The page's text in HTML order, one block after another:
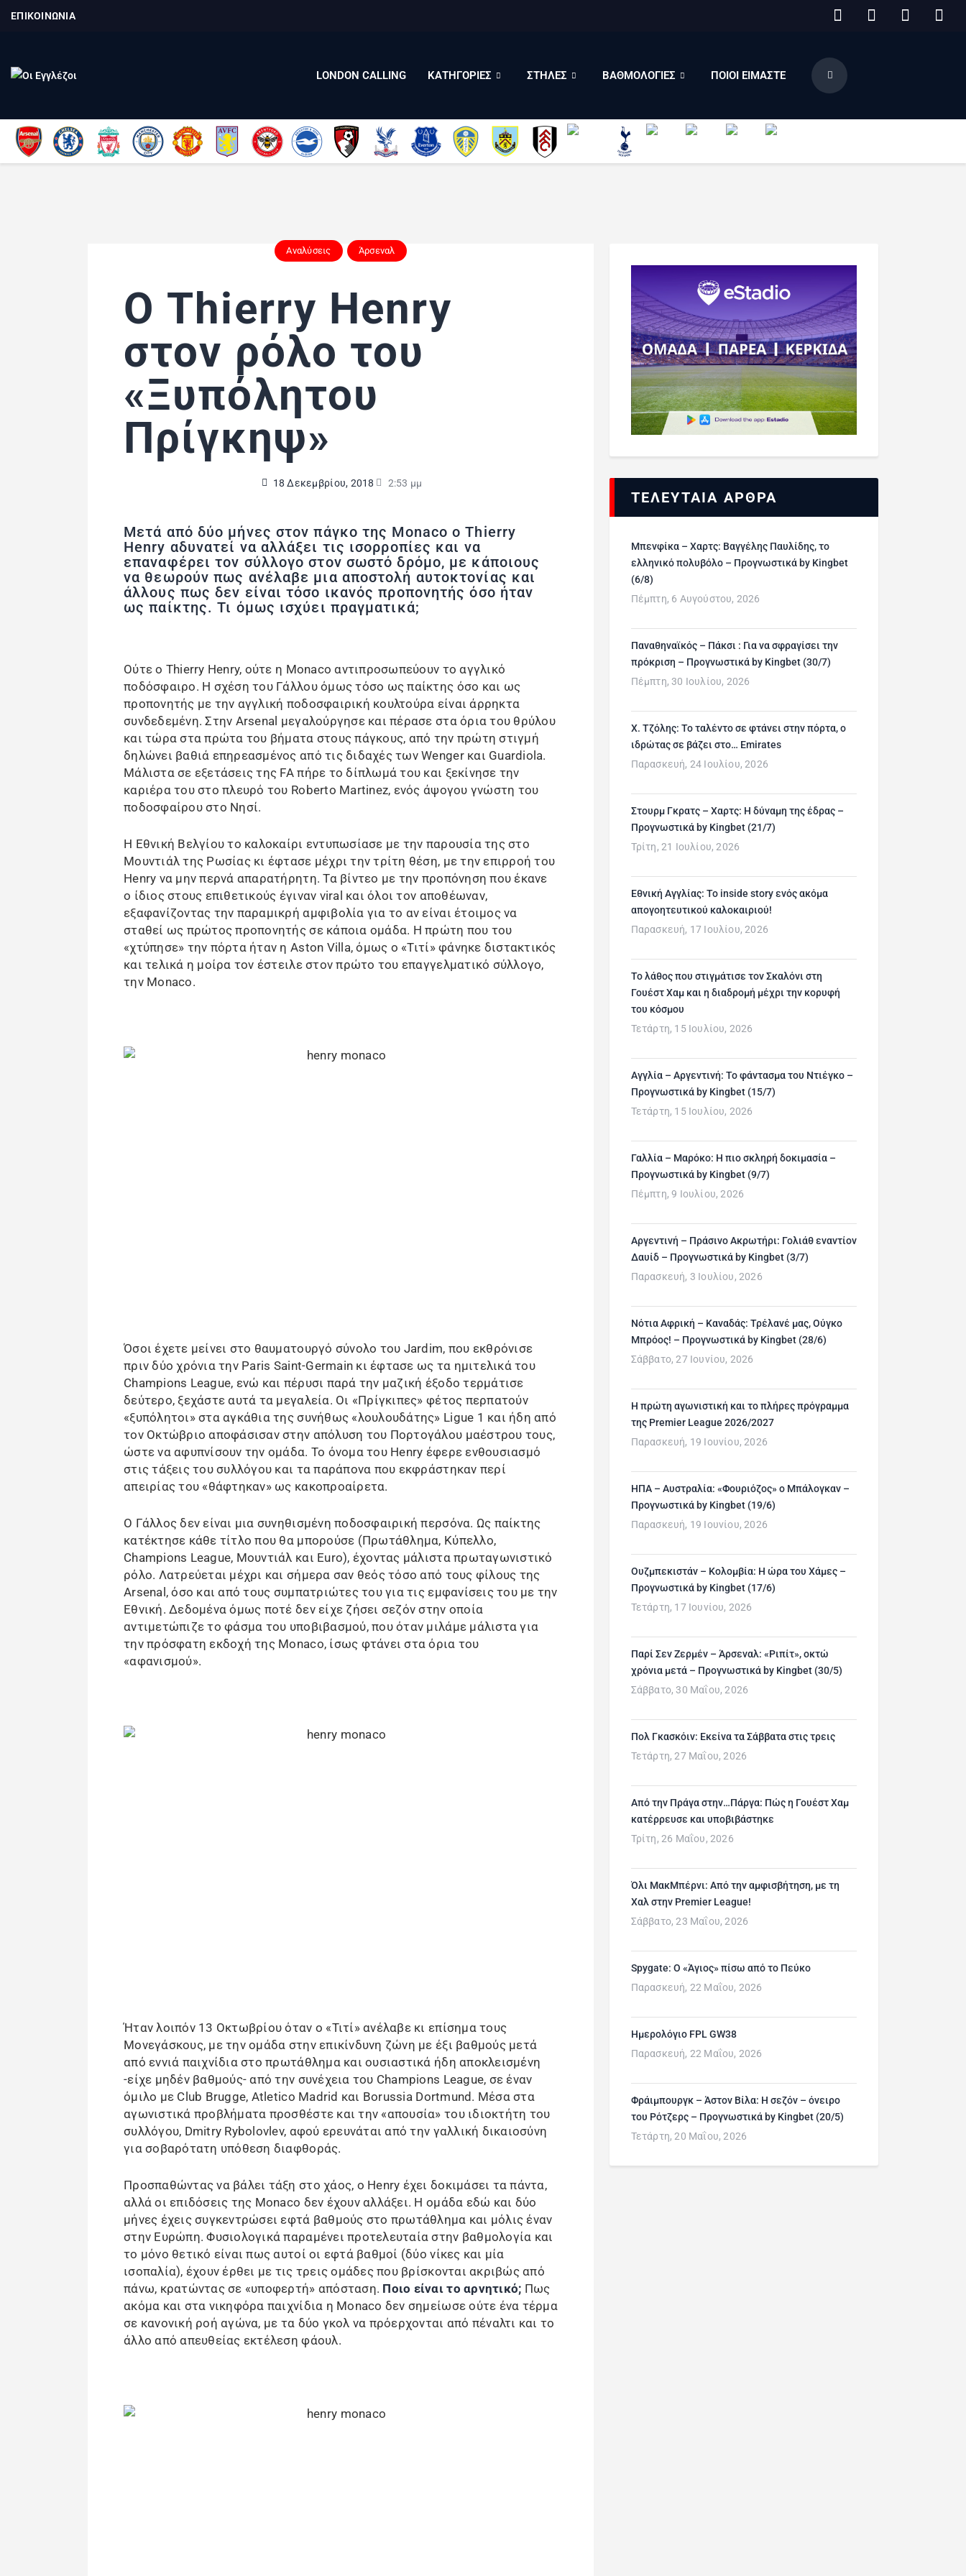
ΕΠΙΚΟΙΝΩΝΙΑ
LONDON CALLING ΚΑΤΗΓΟΡΙΕΣ ΣΤΗΛΕΣ ΒΑΘΜΟΛΟΓΙΕΣ ΠΟΙΟΙ ΕΙΜΑΣΤΕ
Αναλύσεις Άρσεναλ
Ο Thierry Henry
στον ρόλο του
«Ξυπόλητου
Πρίγκηψ»
18 Δεκεμβρίου, 2018 2:53 μμ
Μετά από δύο μήνες στον πάγκο της Monaco o Thierry
Henry αδυνατεί να αλλάξει τις ισορροπίες και να
επαναφέρει τον σύλλογο στον σωστό δρόμο, με κάποιους
να θεωρούν πως ανέλαβε μια αποστολή αυτοκτονίας και
άλλους πως δεν είναι τόσο ικανός προπονητής όσο ήταν
ως παίκτης. Τι όμως ισχύει πραγματικά;
Ούτε ο Thierry Henry, ούτε η Monaco αντιπροσωπεύουν το αγγλικό
ποδόσφαιρο. Η σχέση του Γάλλου όμως τόσο ως παίκτης όσο και ως
προπονητής με την αγγλική ποδοσφαιρική κουλτούρα είναι άρρηκτα
συνδεδεμένη. Στην Arsenal μεγαλούργησε και πέρασε στα όρια του θρύλου
και τώρα στα πρώτα του βήματα στους πάγκους, από την πρώτη στιγμή
δηλώνει βαθιά επηρεασμένος από τις διδαχές των Wenger και Guardiola.
Μάλιστα σε εξετάσεις της FA πήρε το δίπλωμά του και ξεκίνησε την
καριέρα του στο πλευρό του Roberto Martinez, ενός άψογου γνώστη του
ποδοσφαίρου στο Νησί.
Η Εθνική Βελγίου το καλοκαίρι εντυπωσίασε με την παρουσία της στο
Μουντιάλ της Ρωσίας κι έφτασε μέχρι την τρίτη θέση, με την επιρροή του
Henry να μην περνά απαρατήρητη. Τα βίντεο με την προπόνηση που έκανε
ο ίδιος στους επιθετικούς έγιναν viral και όλοι τον αποθέωναν,
εξαφανίζοντας την παραμικρή αμφιβολία για το αν είναι έτοιμος να
σταθεί ως πρώτος προπονητής σε κάποια ομάδα. Η πρώτη που του
«χτύπησε» την πόρτα ήταν η Aston Villa, όμως ο «Τιτί» φάνηκε διστακτικός
και τελικά η μοίρα τον έστειλε στον πρώτο του επαγγελματικό σύλλογο,
την Monaco.
Όσοι έχετε μείνει στο θαυματουργό σύνολο του Jardim, που εκθρόνισε
πριν δύο χρόνια την Paris Saint-Germain κι έφτασε ως τα ημιτελικά του
Champions League, ενώ και πέρυσι παρά την μαζική έξοδο τερμάτισε
δεύτερο, ξεχάστε αυτά τα μεγαλεία. Οι «Πρίγκιπες» φέτος περπατούν
«ξυπόλητοι» στα αγκάθια της συνήθως «λουλουδάτης» Ligue 1 και ήδη από
τον Οκτώβριο αποφάσισαν στην απόλυση του Πορτογάλου μαέστρου τους,
ώστε να αφυπνίσουν την ομάδα. Το όνομα του Henry έφερε ενθουσιασμό
στις τάξεις του συλλόγου και τα παράπονα που εκφράστηκαν περί
απειρίας του «θάφτηκαν» ως κακοπροαίρετα.
Ο Γάλλος δεν είναι μια συνηθισμένη ποδοσφαιρική περσόνα. Ως παίκτης
κατέκτησε κάθε τίτλο που θα μπορούσε (Πρωτάθλημα, Κύπελλο,
Champions League, Μουντιάλ και Euro), έχοντας μάλιστα πρωταγωνιστικό
ρόλο. Λατρεύεται μέχρι και σήμερα σαν θεός τόσο από τους φίλους της
Arsenal, όσο και από τους συμπατριώτες του για τις εμφανίσεις του με την
Εθνική. Δεδομένα όμως ποτέ δεν είχε ζήσει σεζόν στην οποία
αντιμετώπιζε το φάσμα του υποβιβασμού, που όταν μιλάμε μάλιστα για
την πρόσφατη εκδοχή της Monaco, ίσως φτάνει στα όρια του
«αφανισμού».
Ήταν λοιπόν 13 Οκτωβρίου όταν ο «Τιτί» ανέλαβε κι επίσημα τους
Μονεγάσκους, με την ομάδα στην επικίνδυνη ζώνη με έξι βαθμούς μετά
από εννιά παιχνίδια στο πρωτάθλημα και ουσιαστικά ήδη αποκλεισμένη
-είχε μηδέν βαθμούς- από την συνέχεια του Champions League, σε έναν
όμιλο με Club Brugge, Atletico Madrid και Borussia Dortmund. Μέσα στα
αγωνιστικά προβλήματα προσθέστε και την «απουσία» του ιδιοκτήτη του
συλλόγου, Dmitry Rybolovlev, αφού ερευνάται από την γαλλική δικαιοσύνη
για σοβαρότατη υπόθεση διαφθοράς.
Προσπαθώντας να βάλει τάξη στο χάος, ο Henry έχει δοκιμάσει τα πάντα,
αλλά οι επιδόσεις της Monaco δεν έχουν αλλάξει. Η ομάδα εδώ και δύο
μήνες έχεις συγκεντρώσει εφτά βαθμούς στο πρωτάθλημα και μόλις έναν
στην Ευρώπη. Φυσιολογικά παραμένει προτελευταία στην βαθμολογία και
το μόνο θετικό είναι πως αυτοί οι εφτά βαθμοί (δύο νίκες και μία
ισοπαλία), έχουν έρθει με τις τρεις ομάδες που βρίσκονται ακριβώς από
πάνω, κρατώντας σε «υποφερτή» απόσταση. Ποιο είναι το αρνητικό; Πως
ακόμα και στα νικηφόρα παιχνίδια η Monaco δεν σημείωσε ούτε ένα τέρμα
σε κανονική ροή αγώνα, με τα δύο γκολ να πρόερχονται από πέναλτι και το
άλλο από απευθείας εκτέλεση φάουλ.
ΤΕΛΕΥΤΑΙΑ ΑΡΘΡΑ
Μπενφίκα – Χαρτς: Βαγγέλης Παυλίδης, το
ελληνικό πολυβόλο – Προγνωστικά by Kingbet
(6/8)
Πέμπτη, 6 Αυγούστου, 2026
Παναθηναϊκός – Πάκσι : Για να σφραγίσει την
πρόκριση – Προγνωστικά by Kingbet (30/7)
Πέμπτη, 30 Ιουλίου, 2026
Χ. Τζόλης: Το ταλέντο σε φτάνει στην πόρτα, ο
ιδρώτας σε βάζει στο… Emirates
Παρασκευή, 24 Ιουλίου, 2026
Στουρμ Γκρατς – Χαρτς: Η δύναμη της έδρας –
Προγνωστικά by Kingbet (21/7)
Τρίτη, 21 Ιουλίου, 2026
Εθνική Αγγλίας: Το inside story ενός ακόμα
απογοητευτικού καλοκαιριού!
Παρασκευή, 17 Ιουλίου, 2026
Το λάθος που στιγμάτισε τον Σκαλόνι στη
Γουέστ Χαμ και η διαδρομή μέχρι την κορυφή
του κόσμου
Τετάρτη, 15 Ιουλίου, 2026
Αγγλία – Αργεντινή: Το φάντασμα του Ντιέγκο –
Προγνωστικά by Kingbet (15/7)
Τετάρτη, 15 Ιουλίου, 2026
Γαλλία – Μαρόκο: Η πιο σκληρή δοκιμασία –
Προγνωστικά by Kingbet (9/7)
Πέμπτη, 9 Ιουλίου, 2026
Αργεντινή – Πράσινο Ακρωτήρι: Γολιάθ εναντίον
Δαυίδ – Προγνωστικά by Kingbet (3/7)
Παρασκευή, 3 Ιουλίου, 2026
Νότια Αφρική – Καναδάς: Τρέλανέ μας, Ούγκο
Μπρόος! – Προγνωστικά by Kingbet (28/6)
Σάββατο, 27 Ιουνίου, 2026
H πρώτη αγωνιστική και το πλήρες πρόγραμμα
της Premier League 2026/2027
Παρασκευή, 19 Ιουνίου, 2026
ΗΠΑ – Αυστραλία: «Φουριόζος» ο Μπάλογκαν –
Προγνωστικά by Kingbet (19/6)
Παρασκευή, 19 Ιουνίου, 2026
Ουζμπεκιστάν – Κολομβία: Η ώρα του Χάμες –
Προγνωστικά by Kingbet (17/6)
Τετάρτη, 17 Ιουνίου, 2026
Παρί Σεν Ζερμέν – Άρσεναλ: «Ριπίτ», οκτώ
χρόνια μετά – Προγνωστικά by Kingbet (30/5)
Σάββατο, 30 Μαΐου, 2026
Πολ Γκασκόιν: Εκείνα τα Σάββατα στις τρεις
Τετάρτη, 27 Μαΐου, 2026
Από την Πράγα στην…Πάργα: Πώς η Γουέστ Χαμ
κατέρρευσε και υποβιβάστηκε
Τρίτη, 26 Μαΐου, 2026
Όλι ΜακΜπέρνι: Aπό την αμφισβήτηση, με τη
Χαλ στην Premier League!
Σάββατο, 23 Μαΐου, 2026
Spygate: Ο «Άγιος» πίσω από το Πεύκο
Παρασκευή, 22 Μαΐου, 2026
Ημερολόγιο FPL GW38
Παρασκευή, 22 Μαΐου, 2026
Φράιμπουργκ – Άστον Βίλα: Η σεζόν – όνειρο
του Ρότζερς – Προγνωστικά by Kingbet (20/5)
Τετάρτη, 20 Μαΐου, 2026